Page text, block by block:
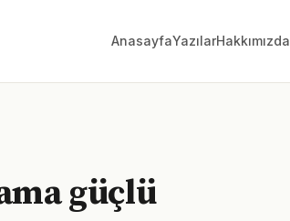
AnasayfaYazılarHakkımızda
güçlü